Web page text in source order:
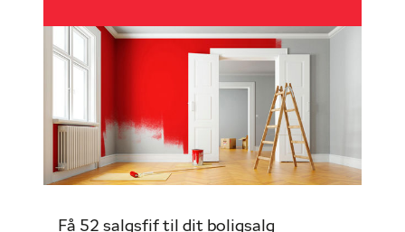
Få 52 salgsfif til dit boligsalg